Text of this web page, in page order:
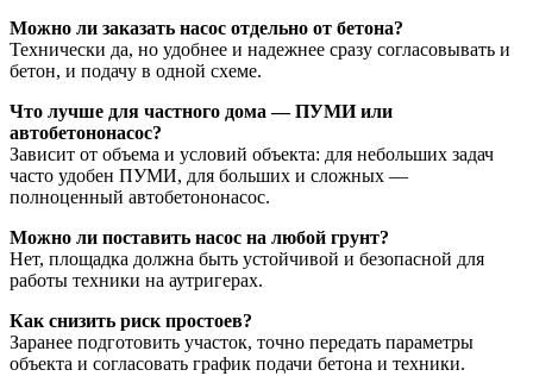
Можно ли заказать насос отдельно от бетона?
Технически да, но удобнее и надежнее сразу согласовывать и
бетон, и подачу в одной схеме.
Что лучше для частного дома — ПУМИ или
автобетононасос?
Зависит от объема и условий объекта: для небольших задач
часто удобен ПУМИ, для больших и сложных —
полноценный автобетононасос.
Можно ли поставить насос на любой грунт?
Нет, площадка должна быть устойчивой и безопасной для
работы техники на аутригерах.
Как снизить риск простоев?
Заранее подготовить участок, точно передать параметры
объекта и согласовать график подачи бетона и техники.